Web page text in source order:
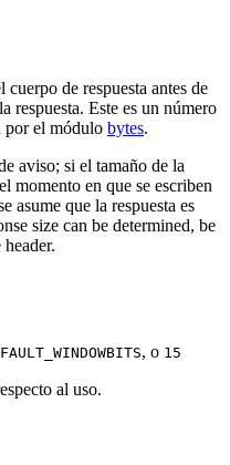
de respuesta antes de
respuesta. Este es un número
por el módulo bytes.
aviso; si el tamaño de la
momento en que se escriben
asume que la respuesta es
size can be determined, be
header.
, o 15
al uso.